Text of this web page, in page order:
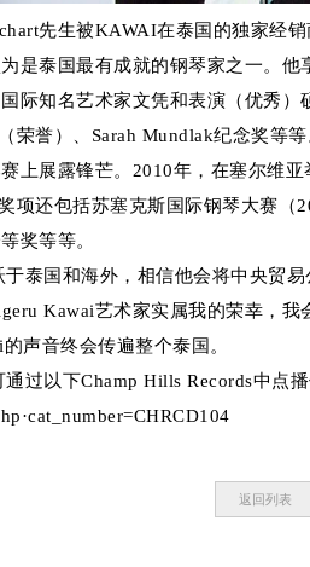
先生被KAWAI在泰国的独家经销
泰国最有成就的钢琴家之一。
际知名艺术家文凭和表演（优秀
誉）、Sarah Mundlak纪念奖等等
展露锋芒。2010年，在塞尔维
项还包括苏塞克斯国际钢琴大
奖等等。
泰国和海外，相信他会将中央贸
Kawai艺术家实属我的荣幸，
声音终会传遍整个泰国。
以下Champ Hills Records中点播
返回列表